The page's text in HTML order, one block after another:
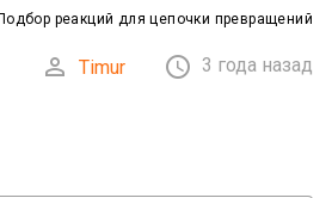
реакций для цепочки превращений
 Timur  3 года назад